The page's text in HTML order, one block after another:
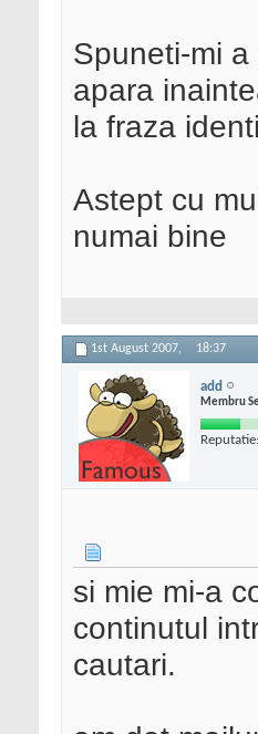
Spuneti-mi
apara
la fraza
Astept cu
numai bine
1st August 2007, 18:37
add
Membru
Reputatie:
si mie mi-a
continutul
cautari.